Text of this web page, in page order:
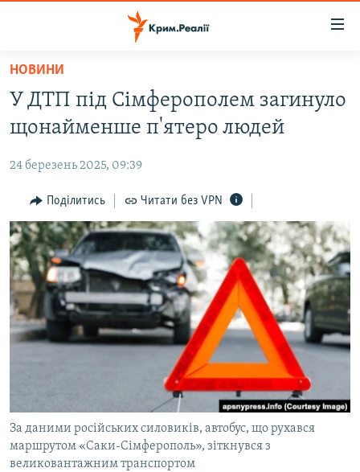
Перейти
основного
матеріалу
до
навігації
Перейти
до
пошуку
ВОДА.КРИМ
ПОЛІТИКА
БЛОГИ
ПОГЛЯД
ІНТЕРВ'Ю
ВСЕ ЗА ДЕНЬ
СПЕЦПРОЕКТИ
ДЕПОРТАЦІЯ
УКРАЇНСЬКА ПРОБЛЕМА КРИМУ
ІНФОГРАФІКА
ЯК ОБІЙТИ БЛОКУВАННЯ
Qırımtatar
ДОЛУЧАЙСЯ!
НОВИНИ
У ДТП під Сімферополем загинуло
щонайменше п'ятеро людей
24 березень 2025, 09:39
Поділитись Читати без VPN
За даними російських силовиків, автобус, що рухався
маршрутом «Саки-Сімферополь», зіткнувся з
великовантажним транспортом